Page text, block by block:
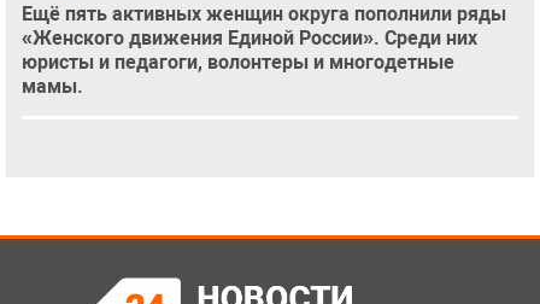
Ещё пять активных женщин округа пополнили ряды
«Женского движения Единой России». Среди них
юристы и педагоги, волонтеры и многодетные
мамы.